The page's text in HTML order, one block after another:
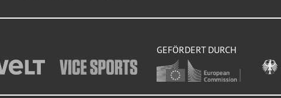
GEFÖRDERT DURCH